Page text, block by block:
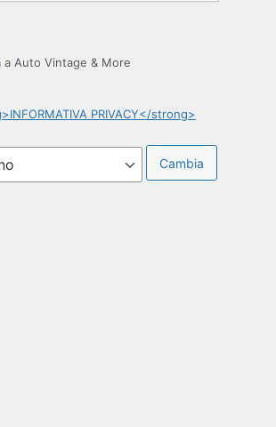
a Auto Vintage & More
PRIVACY</strong>